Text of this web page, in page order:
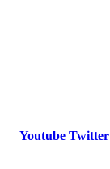
Youtube Twitter